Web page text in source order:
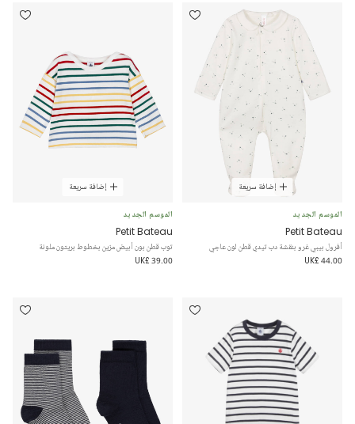
إضافة سريعة
الموسم الجديد
Petit Bateau
أفرول بيبي غرو بنقشة دب تيدي قطن لون عاجي
UK£ 44.00
إضافة سريعة
الموسم الجديد
Petit Bateau
توب قطن بون أبيض مزين بخطوط بريتون ملونة
UK£ 39.00